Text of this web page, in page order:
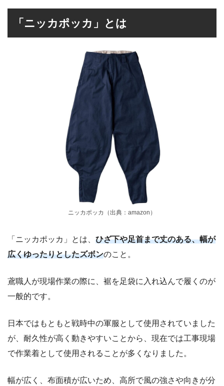
「ニッカポッカ」とは
ニッカポッカ（出典：amazon）
「ニッカポッカ」とは、 ひざ下や足首まで丈のある、幅が
広くゆったりとしたズボンのこと。
鳶職人が現場作業の際に、裾を足袋に入れ込んで履くのが
一般的です。
日本ではもともと戦時中の軍服として使用されていました
が、耐久性が高く動きやすいことから、現在では工事現場
で作業着として使用されることが多くなりました。
幅が広く、布面積が広いため、高所で風の強さや向きが分